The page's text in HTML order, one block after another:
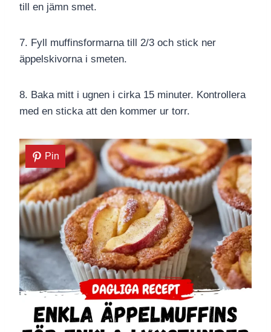
till en jämn smet.
7. Fyll muffinsformarna till 2/3 och stick ner
äppelskivorna i smeten.
8. Baka mitt i ugnen i cirka 15 minuter. Kontrollera
med en sticka att den kommer ur torr.
Pin